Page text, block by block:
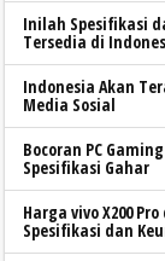
Inilah Spesifikasi
Tersedia di
Indonesia Akan
Media Sosial
Bocoran PC
Spesifikasi Gahar
Harga vivo X200
Spesifikasi dan